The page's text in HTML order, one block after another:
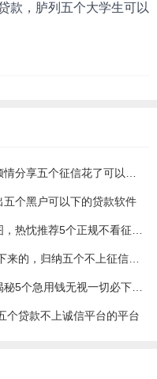
款，胪列五个大学生可以
个黑户可以下的贷款软件
个贷款不上诚信平台的平台